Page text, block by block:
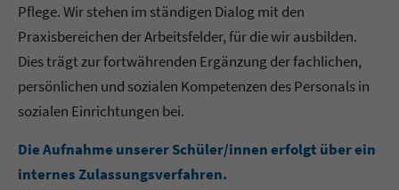
Pflege. Wir stehen im ständigen Dialog mit den
Praxisbereichen der Arbeitsfelder, für die wir ausbilden.
Dies trägt zur fortwährenden Ergänzung der fachlichen,
persönlichen und sozialen Kompetenzen des Personals in
sozialen Einrichtungen bei.
Die Aufnahme unserer Schüler/innen erfolgt über ein
internes Zulassungsverfahren.